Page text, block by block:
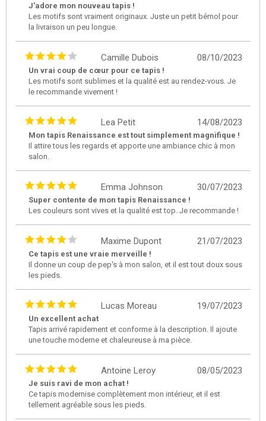
J'adore mon nouveau tapis !
Les motifs sont vraiment originaux. Juste un petit bémol pour
la livraison un peu longue.
08/10/2023
Camille Dubois
Un vrai coup de cœur pour ce tapis !
Les motifs sont sublimes et la qualité est au rendez-vous. Je
le recommande vivement !
14/08/2023
Lea Petit
Mon tapis Renaissance est tout simplement magnifique !
Il attire tous les regards et apporte une ambiance chic à mon
salon.
30/07/2023
Emma Johnson
Super contente de mon tapis Renaissance !
Les couleurs sont vives et la qualité est top. Je recommande !
21/07/2023
Maxime Dupont
Ce tapis est une vraie merveille !
Il donne un coup de pep's à mon salon, et il est tout doux sous
les pieds.
19/07/2023
Lucas Moreau
Un excellent achat
Tapis arrivé rapidement et conforme à la description. Il ajoute
une touche moderne et chaleureuse à ma pièce.
08/05/2023
Antoine Leroy
Je suis ravi de mon achat !
Ce tapis modernise complètement mon intérieur, et il est
tellement agréable sous les pieds.